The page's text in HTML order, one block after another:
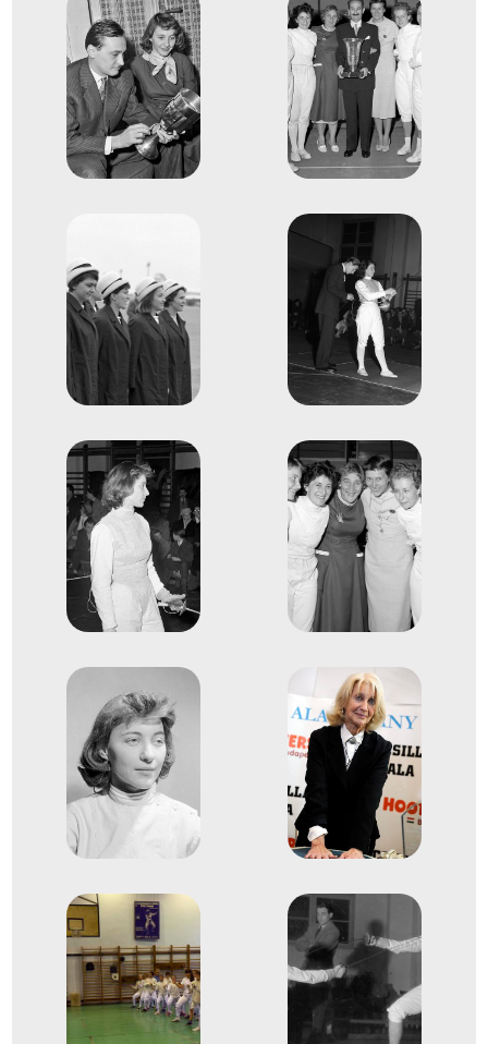
1968
1968. okt.
Mexikóváros
XIX. nyári olimpiai játékok
Sákovicsné Dömölky Lídia
Marosi Paula
Rejtő Ildikó Gulácsy Mária
Tőr csapat 2
1953
Vívó-világbajnokság
Sákovicsné Dömölky Lídia
Elek Margit
Kiss Katalin
Zsabka Magda
Morvay Zsuzsa
Tőr csapat
1955
Olaszország